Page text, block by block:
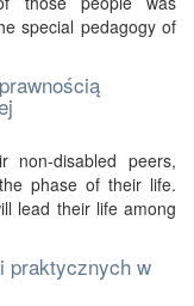
special pedagogy of
non-disabled peers,
phase of their life.
lead their life among
praktycznych w